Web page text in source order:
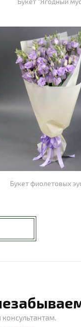
Букет фиолетовых